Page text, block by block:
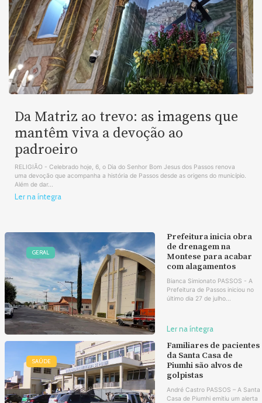
Da Matriz ao trevo: as imagens que
mantêm viva a devoção ao
padroeiro
RELIGIÃO - Celebrado hoje, 6, o Dia do Senhor Bom Jesus dos Passos renova
uma devoção que acompanha a história de Passos desde as origens do município.
Além de dar...
Ler na íntegra
GERAL
Prefeitura inicia obra
de drenagem na
Montese para acabar
com alagamentos
Bianca Simionato PASSOS - A
Prefeitura de Passos iniciou no
último dia 27 de julho...
Ler na íntegra
SAÚDE
Familiares de pacientes
da Santa Casa de
Piumhi são alvos de
golpistas
André Castro PASSOS – A Santa
Casa de Piumhi emitiu um alerta